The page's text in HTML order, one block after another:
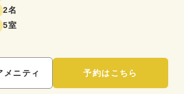
2名
5室
メニティ 予約はこちら